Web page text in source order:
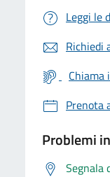
Leggi le
Richiedi
Prenota
Problemi
Segnala